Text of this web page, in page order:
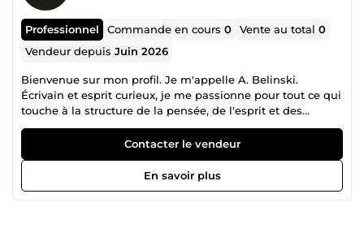
Professionnel Commande en cours0 Vente au total0
Vendeur depuisJuin 2026
Bienvenue sur mon profil. Je m'appelle A. Belinski.
Écrivain et esprit curieux, je me passionne pour tout ce qui
touche à la structure de la pensée, de l'esprit et des
sociétés : de la philosophie aux neurosciences, en passant
par l'Histoire et la psychologie. C'est également cette
quête de profondeur qui nourrit mes genres littéraires de
prédilection, qu'il s'agisse de dystopie, de science-fiction,
de fantasy ou de récits futuristes. Parce que j'explore ces
Contacter le vendeur
En savoir plus